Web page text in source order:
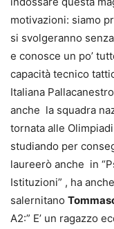
motivazioni: siamo
si svolgeranno
e conosce un po’
capacità tecnico
Italiana
anche la squadra
tornata alle
studiando per
laureerò anche in
Istituzioni” , ha
salernitano
A2:” E’ un ragazzo